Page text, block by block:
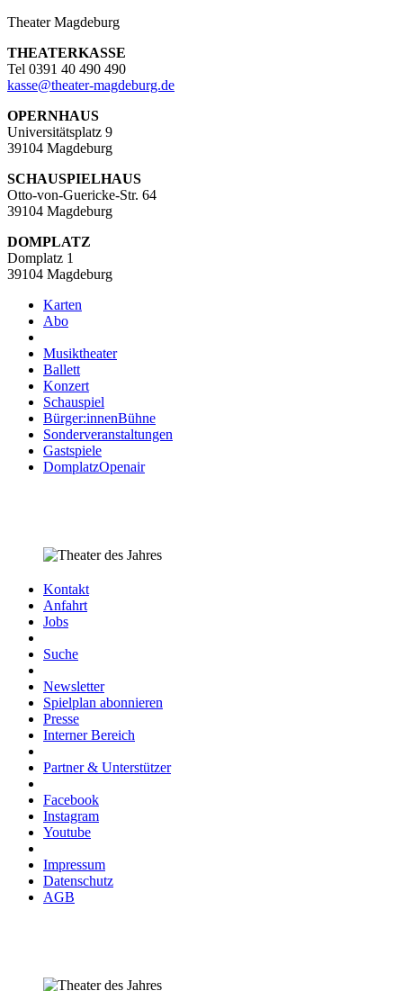
Theater Magdeburg
THEATERKASSE
Tel 0391 40 490 490
kasse@theater-magdeburg.de
OPERNHAUS
Universitätsplatz 9
39104 Magdeburg
SCHAUSPIELHAUS
Otto-von-Guericke-Str. 64
39104 Magdeburg
DOMPLATZ
Domplatz 1
39104 Magdeburg
Karten
Abo
Musiktheater
Ballett
Konzert
Schauspiel
Bürger:innenBühne
Sonderveranstaltungen
Gastspiele
DomplatzOpenair
Kontakt
Anfahrt
Jobs
Suche
Newsletter
Spielplan abonnieren
Presse
Interner Bereich
Partner & Unterstützer
Facebook
Instagram
Youtube
Impressum
Datenschutz
AGB